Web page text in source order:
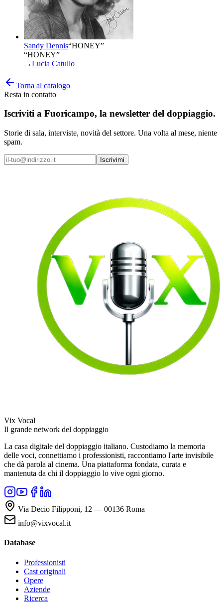
Sandy Dennis“HONEY”
“HONEY”
→Lucia Catullo
Torna al catalogo
Resta in contatto
Iscriviti a Fuoricampo, la newsletter del doppiaggio.
Storie di sala, interviste, novità del settore. Una volta al mese, niente
spam.
Iscrivimi
Vix Vocal
Il grande network del doppiaggio
La casa digitale del doppiaggio italiano. Custodiamo la memoria
delle voci, connettiamo i professionisti, raccontiamo l'arte invisibile
che dà parola al cinema. Una piattaforma fondata, curata e
mantenuta da chi il doppiaggio lo vive ogni giorno.
Via Decio Filipponi, 12 — 00136 Roma
info@vixvocal.it
Database
Professionisti
Cast originali
Opere
Aziende
Ricerca